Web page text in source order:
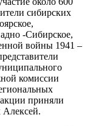
сибирских
-Сибирское,
войны 1941 –
комиссии
приняли